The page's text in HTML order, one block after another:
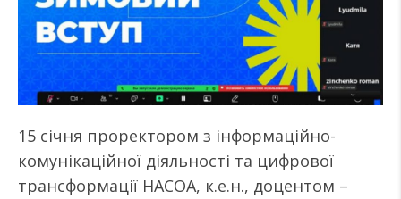
15 січня проректором з інформаційно-
комунікаційної діяльності та цифрової
трансформації НАСОА, к.е.н., доцентом –